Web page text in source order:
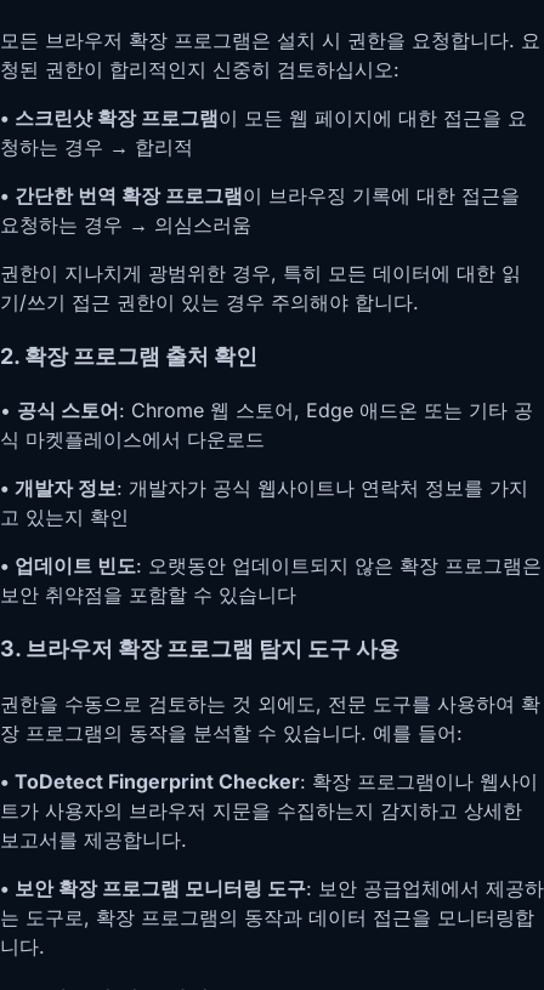
모든 브라우저 확장 프로그램은 설치 시 권한을 요청합니다. 요
청된 권한이 합리적인지 신중히 검토하십시오:
• 스크린샷 확장 프로그램이 모든 웹 페이지에 대한 접근을 요
청하는 경우 → 합리적
• 간단한 번역 확장 프로그램이 브라우징 기록에 대한 접근을
요청하는 경우 → 의심스러움
권한이 지나치게 광범위한 경우, 특히 모든 데이터에 대한 읽
기/쓰기 접근 권한이 있는 경우 주의해야 합니다.
2. 확장 프로그램 출처 확인
• 공식 스토어: Chrome 웹 스토어, Edge 애드온 또는 기타 공
식 마켓플레이스에서 다운로드
• 개발자 정보: 개발자가 공식 웹사이트나 연락처 정보를 가지
고 있는지 확인
• 업데이트 빈도: 오랫동안 업데이트되지 않은 확장 프로그램은
보안 취약점을 포함할 수 있습니다
3. 브라우저 확장 프로그램 탐지 도구 사용
권한을 수동으로 검토하는 것 외에도, 전문 도구를 사용하여 확
장 프로그램의 동작을 분석할 수 있습니다. 예를 들어:
• ToDetect Fingerprint Checker: 확장 프로그램이나 웹사이
트가 사용자의 브라우저 지문을 수집하는지 감지하고 상세한
보고서를 제공합니다.
• 보안 확장 프로그램 모니터링 도구: 보안 공급업체에서 제공하
는 도구로, 확장 프로그램의 동작과 데이터 접근을 모니터링합
니다.